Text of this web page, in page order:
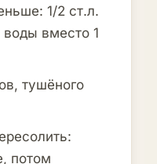
1/2 ст.л.
вместо 1
тушёного
потом